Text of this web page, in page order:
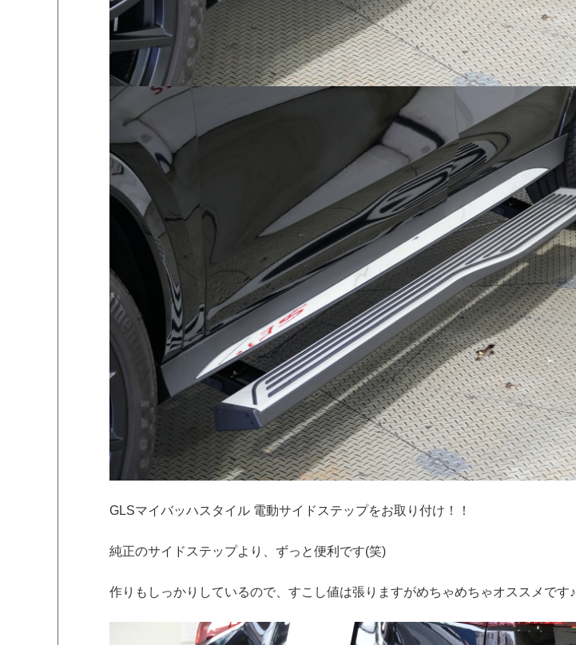
GLSマイバッハスタイル 電動サイドステップをお取り付け！！
純正のサイドステップより、ずっと便利です(笑)
作りもしっかりしているので、すこし値は張りますがめちゃめちゃオススメです♪